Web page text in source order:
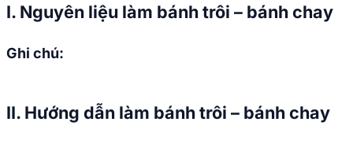
I. Nguyên liệu làm bánh trôi – bánh chay
Ghi chú:
II. Hướng dẫn làm bánh trôi – bánh chay